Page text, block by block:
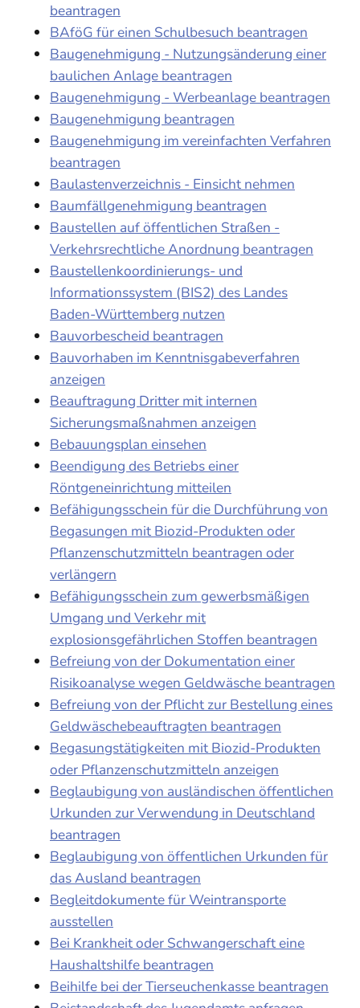
beantragen
BAföG für einen Schulbesuch beantragen
Baugenehmigung - Nutzungsänderung einer
baulichen Anlage beantragen
Baugenehmigung - Werbeanlage beantragen
Baugenehmigung beantragen
Baugenehmigung im vereinfachten Verfahren
beantragen
Baulastenverzeichnis - Einsicht nehmen
Baumfällgenehmigung beantragen
Baustellen auf öffentlichen Straßen -
Verkehrsrechtliche Anordnung beantragen
Baustellenkoordinierungs- und
Informationssystem (BIS2) des Landes
Baden-Württemberg nutzen
Bauvorbescheid beantragen
Bauvorhaben im Kenntnisgabeverfahren
anzeigen
Beauftragung Dritter mit internen
Sicherungsmaßnahmen anzeigen
Bebauungsplan einsehen
Beendigung des Betriebs einer
Röntgeneinrichtung mitteilen
Befähigungsschein für die Durchführung von
Begasungen mit Biozid-Produkten oder
Pflanzenschutzmitteln beantragen oder
verlängern
Befähigungsschein zum gewerbsmäßigen
Umgang und Verkehr mit
explosionsgefährlichen Stoffen beantragen
Befreiung von der Dokumentation einer
Risikoanalyse wegen Geldwäsche beantragen
Befreiung von der Pflicht zur Bestellung eines
Geldwäschebeauftragten beantragen
Begasungstätigkeiten mit Biozid-Produkten
oder Pflanzenschutzmitteln anzeigen
Beglaubigung von ausländischen öffentlichen
Urkunden zur Verwendung in Deutschland
beantragen
Beglaubigung von öffentlichen Urkunden für
das Ausland beantragen
Begleitdokumente für Weintransporte
ausstellen
Bei Krankheit oder Schwangerschaft eine
Haushaltshilfe beantragen
Beihilfe bei der Tierseuchenkasse beantragen